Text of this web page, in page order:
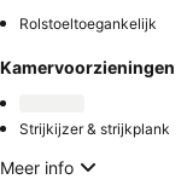
Rolstoeltoegankelijk
Kamervoorzieningen
Strijkijzer & strijkplank
Meer info